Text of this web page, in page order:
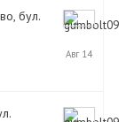
бул.
5
Авг